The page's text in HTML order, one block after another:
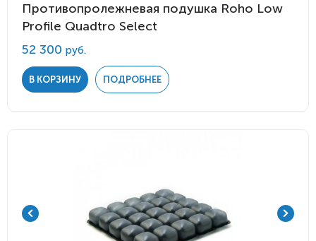
Противопролежневая подушка Roho Low
Profile Quadtro Select
52 300 руб.
В КОРЗИНУ ПОДРОБНЕЕ